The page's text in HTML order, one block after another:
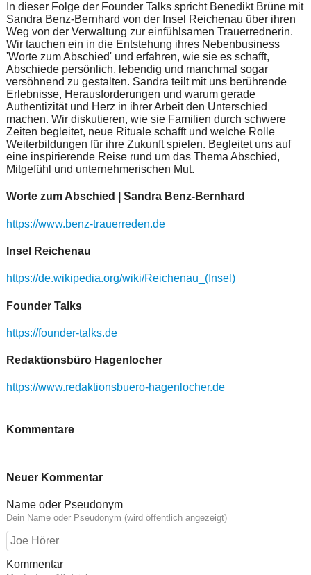
In dieser Folge der Founder Talks spricht Benedikt Brüne mit
Sandra Benz-Bernhard von der Insel Reichenau über ihren
Weg von der Verwaltung zur einfühlsamen Trauerrednerin.
Wir tauchen ein in die Entstehung ihres Nebenbusiness
'Worte zum Abschied' und erfahren, wie sie es schafft,
Abschiede persönlich, lebendig und manchmal sogar
versöhnend zu gestalten. Sandra teilt mit uns berührende
Erlebnisse, Herausforderungen und warum gerade
Authentizität und Herz in ihrer Arbeit den Unterschied
machen. Wir diskutieren, wie sie Familien durch schwere
Zeiten begleitet, neue Rituale schafft und welche Rolle
Weiterbildungen für ihre Zukunft spielen. Begleitet uns auf
eine inspirierende Reise rund um das Thema Abschied,
Mitgefühl und unternehmerischen Mut.
Worte zum Abschied | Sandra Benz-Bernhard
https://www.benz-trauerreden.de
Insel Reichenau
https://de.wikipedia.org/wiki/Reichenau_(Insel)
Founder Talks
https://founder-talks.de
Redaktionsbüro Hagenlocher
https://www.redaktionsbuero-hagenlocher.de
Kommentare
Neuer Kommentar
Name oder Pseudonym
Dein Name oder Pseudonym (wird öffentlich angezeigt)
Kommentar